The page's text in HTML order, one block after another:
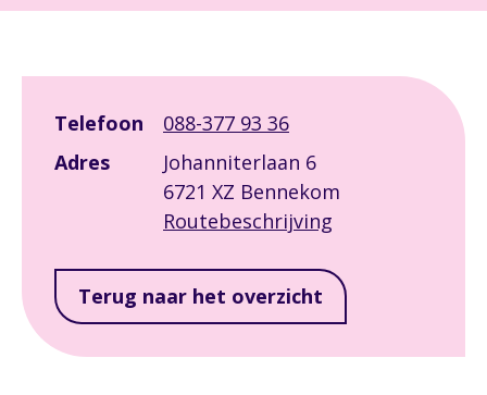
Telefoon
088-377 93 36
Adres
Johanniterlaan 6
6721 XZ Bennekom
Routebeschrijving
Terug naar het overzicht